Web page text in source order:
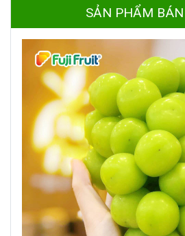
SẢN PHẨM